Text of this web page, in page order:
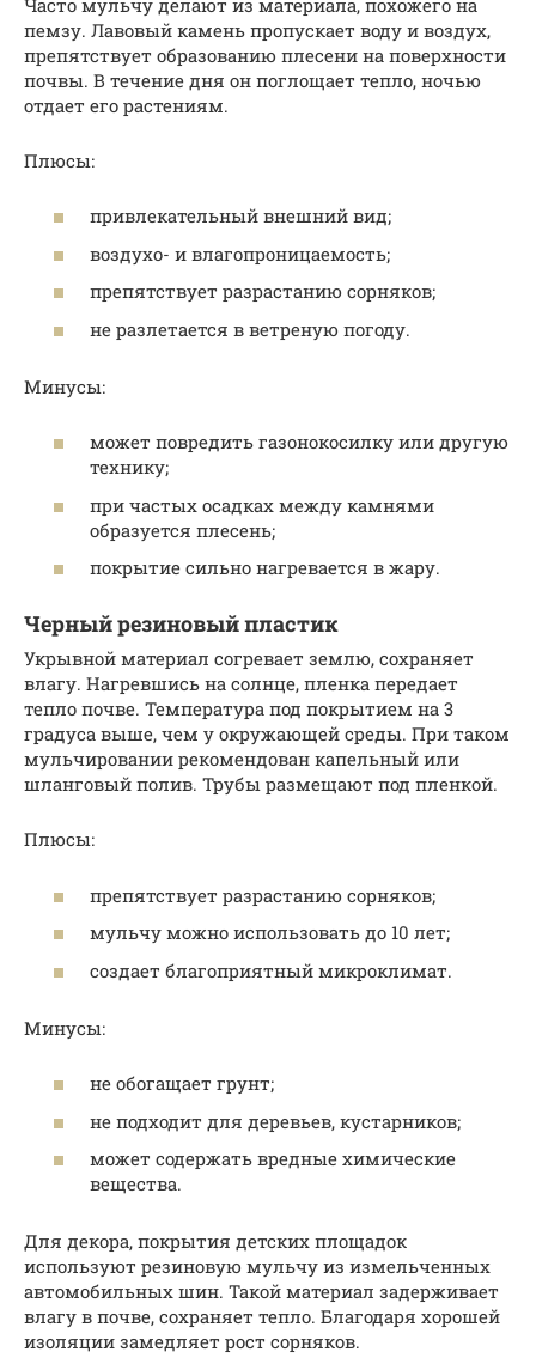
пемзу. Лавовый камень пропускает воду и воздух,
препятствует образованию плесени на поверхности
почвы. В течение дня он поглощает тепло, ночью
отдает его растениям.
Плюсы:
привлекательный внешний вид;
воздухо- и влагопроницаемость;
препятствует разрастанию сорняков;
не разлетается в ветреную погоду.
Минусы:
может повредить газонокосилку или другую
технику;
при частых осадках между камнями
образуется плесень;
покрытие сильно нагревается в жару.
Черный резиновый пластик
Укрывной материал согревает землю, сохраняет
влагу. Нагревшись на солнце, пленка передает
тепло почве. Температура под покрытием на 3
градуса выше, чем у окружающей среды. При таком
мульчировании рекомендован капельный или
шланговый полив. Трубы размещают под пленкой.
Плюсы:
препятствует разрастанию сорняков;
мульчу можно использовать до 10 лет;
создает благоприятный микроклимат.
Минусы:
не обогащает грунт;
не подходит для деревьев, кустарников;
может содержать вредные химические
вещества.
Для декора, покрытия детских площадок
используют резиновую мульчу из измельченных
автомобильных шин. Такой материал задерживает
влагу в почве, сохраняет тепло. Благодаря хорошей
изоляции замедляет рост сорняков.